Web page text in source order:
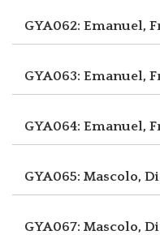
GYA062: Emanuel,
GYA063: Emanuel,
GYA064: Emanuel,
GYA065: Mascolo,
GYA067: Mascolo,